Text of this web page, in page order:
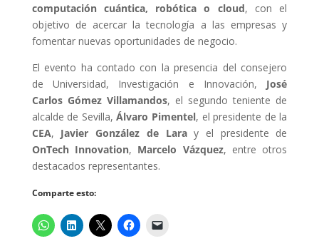
computación cuántica, robótica o cloud, con el
objetivo de acercar la tecnología a las empresas y
fomentar nuevas oportunidades de negocio.
El evento ha contado con la presencia del consejero
de Universidad, Investigación e Innovación, José
Carlos Gómez Villamandos, el segundo teniente de
alcalde de Sevilla,Álvaro Pimentel, el presidente de la
CEA, Javier González de Laray el presidente de
OnTech Innovation, Marcelo Vázquez, entre otros
destacados representantes.
Comparte esto: